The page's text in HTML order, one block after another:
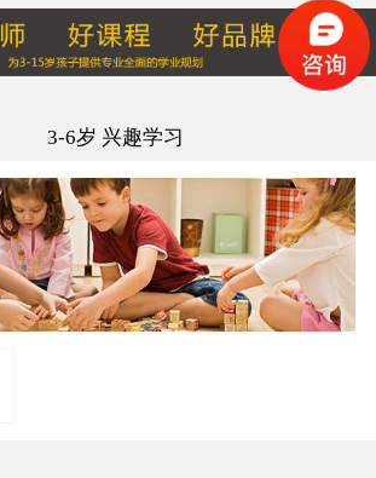
3-6岁 兴趣学习